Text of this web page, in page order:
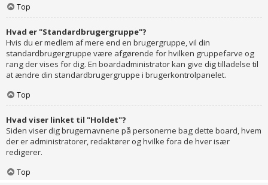
Top
Hvad er "Standardbrugergruppe"?
Hvis du er medlem af mere end en brugergruppe, vil din
standardbrugergruppe være afgørende for hvilken gruppefarve og
rang der vises for dig. En boardadministrator kan give dig tilladelse til
at ændre din standardbrugergruppe i brugerkontrolpanelet.
Top
Hvad viser linket til "Holdet"?
Siden viser dig brugernavnene på personerne bag dette board, hvem
der er administratorer, redaktører og hvilke fora de hver især
redigerer.
Top